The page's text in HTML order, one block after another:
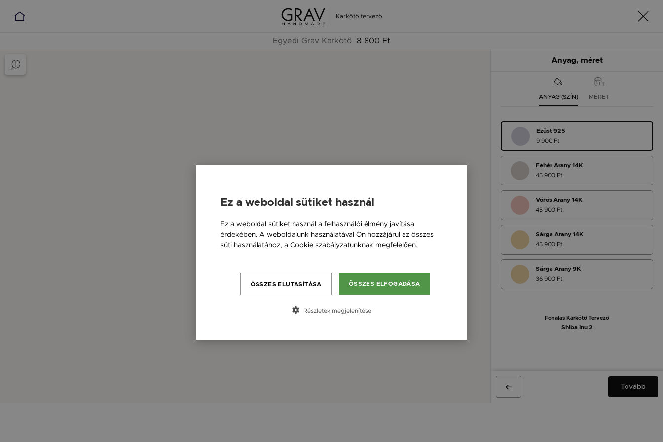
Karkötő tervező
Egyedi Grav Karkötő 8 800 Ft
Anyag, méret
ANYAG (SZÍN) MÉRET
Ezüst 925
9 900 Ft
Fehér Arany 14K
45 900 Ft
Vörös Arany 14K
45 900 Ft
Sárga Arany 14K
45 900 Ft
Sárga Arany 9K
36 900 Ft
Fonalas Karkötő Tervező
Shiba Inu 2
Tovább
Ez a weboldal sütiket használ
Ez a weboldal sütiket használ a felhasználói élmény javítása
érdekében. A weboldalunk használatával Ön hozzájárul az összes
süti használatához, a Cookie szabályzatunknak megfelelően.
ÖSSZES ELFOGADÁSA
ÖSSZES ELUTASÍTÁSA
Részletek megjelenítése